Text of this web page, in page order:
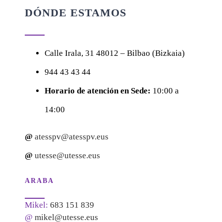
DÓNDE ESTAMOS
Calle Irala, 31 48012 – Bilbao (Bizkaia)
944 43 43 44
Horario de atención en Sede: 10:00 a
14:00
@ atesspv@atesspv.eus
@ utesse@utesse.eus
ARABA
Mikel: 683 151 839
@ mikel@utesse.eus